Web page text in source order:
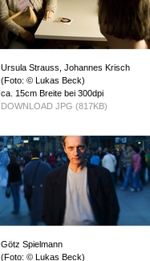
Ursula Strauss, Johannes Krisch
(Foto: © Lukas Beck)
ca. 15cm Breite bei 300dpi
DOWNLOAD JPG (817KB)
Götz Spielmann
(Foto: © Lukas Beck)